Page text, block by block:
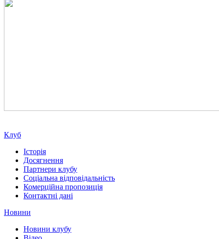
Клуб
Історія
Досягнення
Партнери клубу
Соціальна відповідальність
Комерційна пропозиція
Контактні дані
Новини
Новини клубу